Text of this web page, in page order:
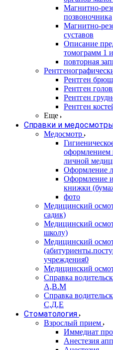
Магнитно-
позвоночника
Магнитно-
суставов
Описание
томограмм 1
повторная
Рентген
Рентген
Рентген
Рентген
Еще
Справки и
Медосмотр
оформлением
личной
Оформление
Оформление
книжки
фото
Медицинский
садик)
Медицинский
школу)
Медицинский
учреждения0
Медицинский
Справка
А,В.М
Справка
С,Д,Е
Стоматология
Взрослый прием
Иммедиат
Анестезия